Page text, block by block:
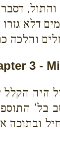
דלא
והלכה
3 -
היה הקלל